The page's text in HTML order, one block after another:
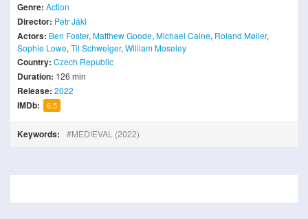
Genre: Action
Director: Petr Jákl
Actors: Ben Foster, Matthew Goode, Michael Caine, Roland Møller,
Sophie Lowe, Til Schweiger, William Moseley
Country: Czech Republic
Duration: 126 min
Release: 2022
IMDb: 6.5
Keywords: MEDIEVAL (2022)